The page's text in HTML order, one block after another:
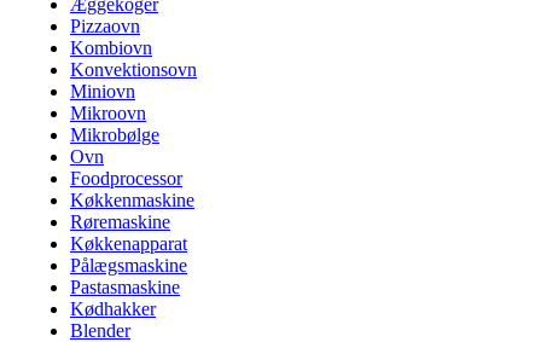
Æggekoger
Pizzaovn
Kombiovn
Konvektionsovn
Miniovn
Mikroovn
Mikrobølge
Ovn
Foodprocessor
Køkkenmaskine
Røremaskine
Køkkenapparat
Pålægsmaskine
Pastasmaskine
Kødhakker
Blender